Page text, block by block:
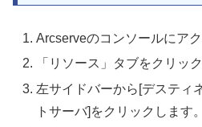
Arcserveのコンソールにアク
「リソース」タブをクリッ
左サイドバーから[デスティ
トサーバ]をクリックします。